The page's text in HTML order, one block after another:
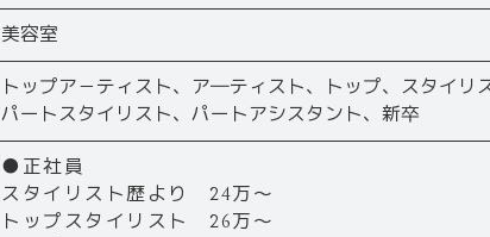
美容室
トップア－ティスト、ア―ティスト、トップ、スタイリ
パートスタイリスト、パートアシスタント、新卒
●正社員
スタイリスト歴より 24万～
トップスタイリスト 26万～